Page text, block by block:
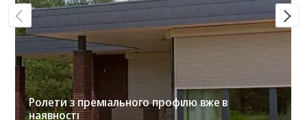
Ролети з преміального профілю вже в
наявності